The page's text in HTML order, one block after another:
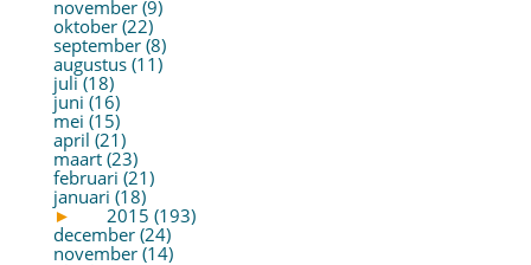
november (9)
oktober (22)
september (8)
augustus (11)
juli (18)
juni (16)
mei (15)
april (21)
maart (23)
februari (21)
januari (18)
►
2015 (193)
december (24)
november (14)